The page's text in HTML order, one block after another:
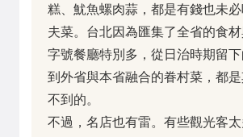
糕、魷魚螺肉蒜，都是有錢也未
夫菜。台北因為匯集了全省的食
字號餐廳特別多，從日治時期留下
到外省與本省融合的眷村菜，都
不到的。
不過，名店也有雷。有些觀光客太